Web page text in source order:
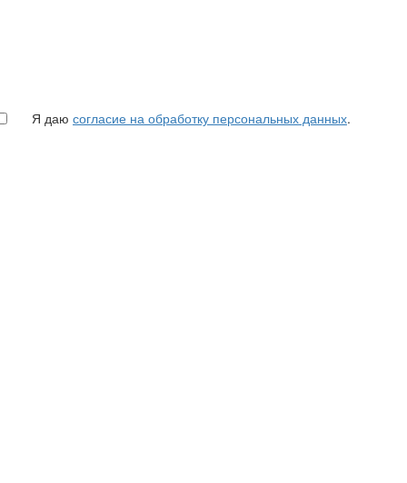
Я даю согласие на обработку персональных данных.